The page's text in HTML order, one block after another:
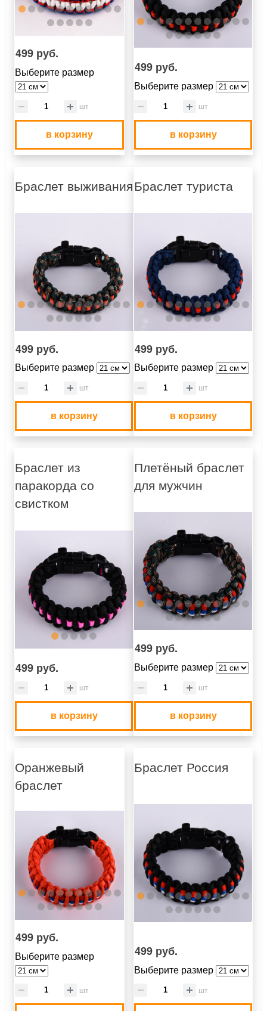
499 руб.
Выберите размер
шт
в корзину
499 руб.
Выберите размер
шт
в корзину
Браслет выживания
499 руб.
Выберите размер
шт
в корзину
Браслет туриста
499 руб.
Выберите размер
шт
в корзину
Браслет из
паракорда со
свистком
499 руб.
шт
в корзину
Плетёный браслет
для мужчин
499 руб.
Выберите размер
шт
в корзину
Оранжевый
браслет
499 руб.
Выберите размер
шт
Браслет Россия
499 руб.
Выберите размер
шт